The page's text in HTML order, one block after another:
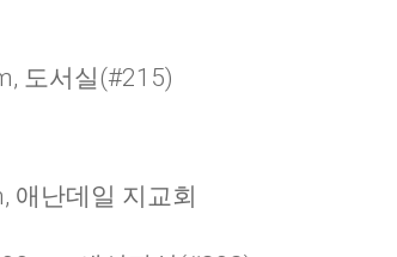
도서실(#215)
애난데일 지교회